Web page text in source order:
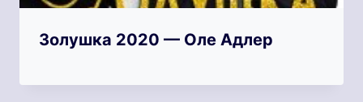
Золушка 2020 — Оле Адлер